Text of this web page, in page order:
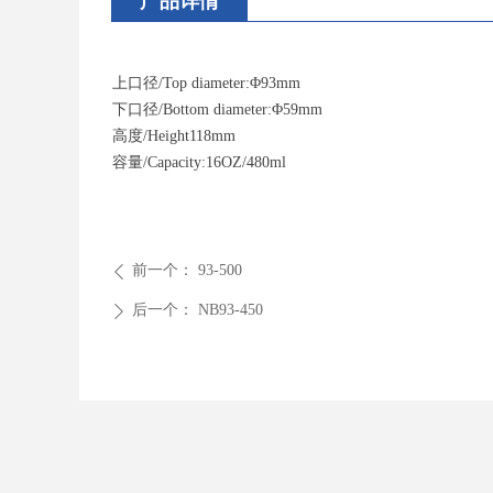
上口径/Top diameter:Φ93mm
下口径/Bottom diameter:Φ59mm
高度/Height118mm
容量/Capacity:16OZ/480ml
ꄴ 前一个： 93-500
ꄲ 后一个： NB93-450